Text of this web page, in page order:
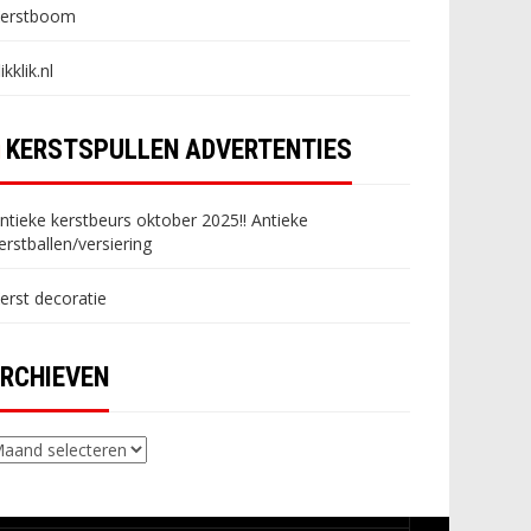
KERSTSPULLEN ADVERTENTIES
kerstbeurs oktober 2025!! Antieke
versiering
decoratie